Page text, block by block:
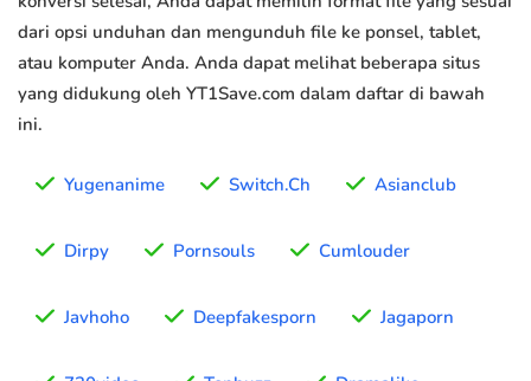
dari opsi unduhan dan mengunduh file ke ponsel, tablet,
atau komputer Anda. Anda dapat melihat beberapa situs
yang didukung oleh YT1Save.com dalam daftar di bawah
ini.
Yugenanime Switch.Ch Asianclub
Dirpy Pornsouls Cumlouder
Javhoho Deepfakesporn Jagaporn